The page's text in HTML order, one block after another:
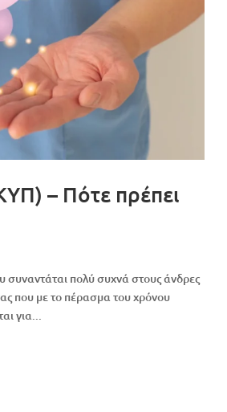
– Πότε πρέπει
πολύ συχνά στους άνδρες
που με το πέρασμα του χρόνου
για...